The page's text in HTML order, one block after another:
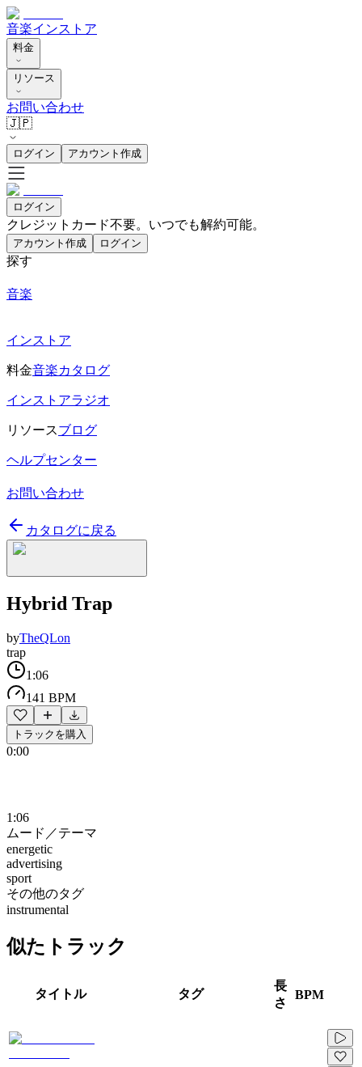
音楽インストア
料金
リソース
お問い合わせ
🇯🇵
ログイン アカウント作成
ログイン
クレジットカード不要。いつでも解約可能。
アカウント作成 ログイン
探す
音楽
インストア
料金音楽カタログ
インストアラジオ
リソースブログ
ヘルプセンター
お問い合わせ
カタログに戻る
Hybrid Trap
byTheQLon
trap
1:06
141 BPM
トラックを購入
0:00
1:06
ムード／テーマ
energetic
advertising
sport
その他のタグ
instrumental
似たトラック
タイトル タグ
長
さ
BPM